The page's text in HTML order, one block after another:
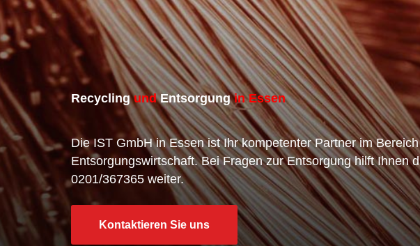
RecyclingundEntsorgungin Essen
Die IST GmbH in Essen ist Ihr kompetenter Partner im
Entsorgungswirtschaft. Bei Fragen zur Entsorgung hilft Ihnen
0201/367365 weiter.
Kontaktieren Sie uns